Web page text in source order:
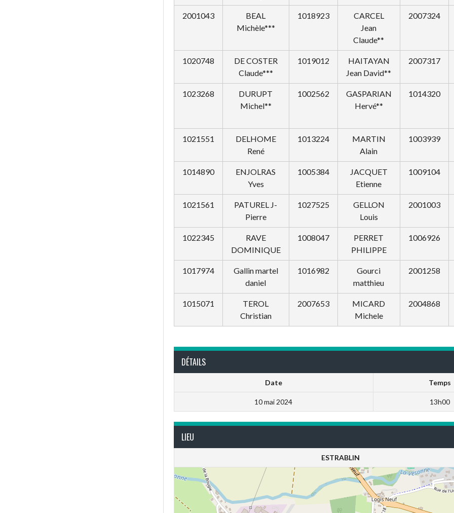
2001043
BEAL
Michèle***
1018923
CARCEL
Jean
Claude**
2007324
1020748
DE COSTER
Claude***
1019012
HAITAYAN
Jean David**
2007317
1023268
DURUPT
Michel**
1002562
GASPARIAN
Hervé**
1014320
1021551
DELHOME
René
1013224
MARTIN
Alain
1003939
1014890
ENJOLRAS
Yves
1005384
JACQUET
Etienne
1009104
1021561
PATUREL J-
Pierre
1027525
GELLON
Louis
2001003
1022345
RAVE
DOMINIQUE
1008047
PERRET
PHILIPPE
1006926
1017974
Gallin martel
daniel
1016982
Gourci
matthieu
2001258
1015071
TEROL
Christian
2007653
MICARD
Michele
2004868
DÉTAILS
Date Temps
10 mai 2024 13h00
LIEU
ESTRABLIN